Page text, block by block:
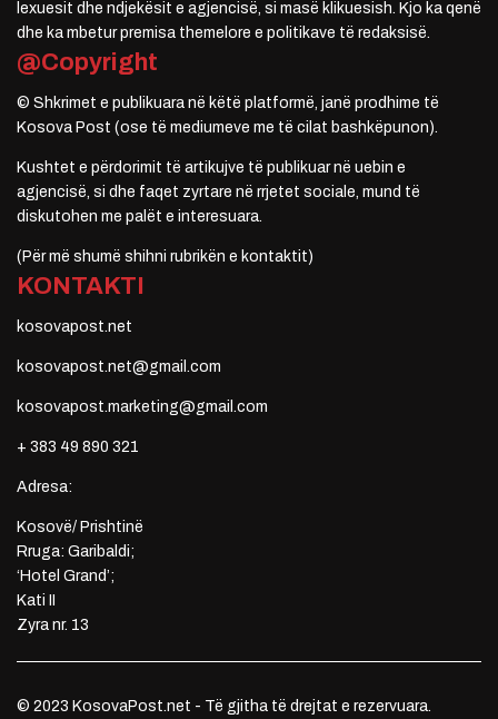
lexuesit dhe ndjekësit e agjencisë, si masë klikuesish. Kjo ka qenë
dhe ka mbetur premisa themelore e politikave të redaksisë.
@Copyright
© Shkrimet e publikuara në këtë platformë, janë prodhime të
Kosova Post (ose të mediumeve me të cilat bashkëpunon).
Kushtet e përdorimit të artikujve të publikuar në uebin e
agjencisë, si dhe faqet zyrtare në rrjetet sociale, mund të
diskutohen me palët e interesuara.
(Për më shumë shihni rubrikën e kontaktit)
KONTAKTI
kosovapost.net
kosovapost.net@gmail.com
kosovapost.marketing@gmail.com
+ 383 49 890 321
Adresa:
Kosovë/ Prishtinë
Rruga: Garibaldi;
‘Hotel Grand’;
Kati II
Zyra nr. 13
© 2023 KosovaPost.net - Të gjitha të drejtat e rezervuara.